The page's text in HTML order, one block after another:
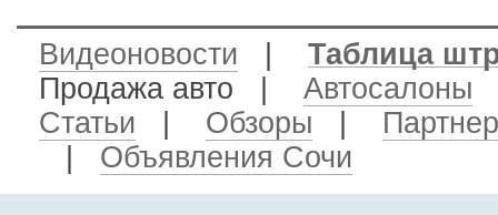
Видеоновости
Таблица
Продажа авто
Автосалоны
Статьи
Обзоры
Объявления Сочи